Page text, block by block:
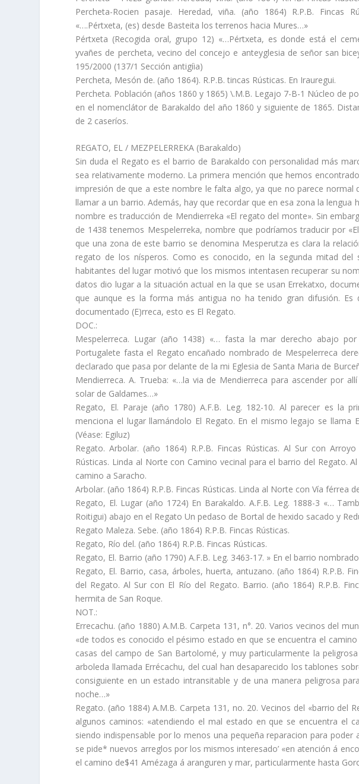
Percheta-Rocien pasaje. Heredad, viña. (año 1864) R.P.B. Fincas
«….Pértxeta, (es) desde Basteita los terrenos hacia Mures…»
Pértxeta (Recogida oral, grupo 12) «…Pértxeta, es donde está el
yvañes de percheta, vecino del concejo e anteyglesia de señor san
195/2000 (137/1 Sección antigí­ia)
Percheta, Mesón de. (año 1864). R.P.B. tincas Rústicas. En Irauregui.
Percheta. Población (años 1860 y 1865) \.M.B. Legajo 7-B-1 Núcleo de
en el nomenclátor de Barakaldo del año 1860 y siguiente de 1865.
de 2 caserí­os.
REGATO, EL / MEZPELERREKA (Barakaldo)
Sin duda el Regato es el barrio de Barakaldo con personalidad más
sea relativamente moderno. La primera mención que hemos
impresión de que a este nombre le falta algo, ya que no parece normal
llamar a un barrio. Además, hay que recordar que en esa zona la lengua
nombre es traducción de Mendierreka «El regato del monte». Sin
de 1438 tenemos Mespelerreka, nombre que podrí­amos traducir por
que una zona de este barrio se denomina Mesperutza es clara la
regato de los ní­speros. Como es conocido, en la segunda mitad del
habitantes del lugar motivó que los mismos intentasen recuperar su
datos dio lugar a la situación actual en la que se usan Errekatxo,
que aunque es la forma más antigua no ha tenido gran difusión.
documentado (E)rreca, esto es El Regato.
DOC.:
Mespelerreca. Lugar (año 1438) «… fasta la mar derecho abajo
Portugalete fasta el Regato encañado nombrado de Mespelerreca
declarado que pasa por delante de la mi Eglesia de Santa Maria de
Mendierreca. A. Trueba: «…la via de Mendierreca para ascender por
solar de Galdames…»
Regato, El. Paraje (año 1780) A.F.B. Leg. 182-10. Al parecer es la
menciona el lugar llamándolo El Regato. En el mismo legajo se llama
(Véase: Egiluz)
Regato. Arbolar. (año 1864) R.P.B. Fincas Rústicas. Al Sur con
Rústicas. Linda al Norte con Camino vecinal para el barrio del Regato.
camino a Saracho.
Arbolar. (año 1864) R.P.B. Fincas Rústicas. Linda al Norte con Ví­a férrea
Regato, El. Lugar (año 1724) En Barakaldo. A.F.B. Leg. 1888-3 «…
Roitigui) abajo en el Regato Un pedaso de Bortal de hexido sacado y
Regato Maleza. Sebe. (año 1864) R.P.B. Fincas Rústicas.
Regato, Rí­o del. (año 1864) R.P.B. Fincas Rústicas.
Regato, El. Barrio (año 1790) A.F.B. Leg. 3463-17. » En el barrio
Regato, El. Barrio, casa, árboles, huerta, antuzano. (año 1864) R.P.B.
del Regato. Al Sur con El Rí­o del Regato. Barrio. (año 1864) R.P.B.
hermita de San Roque.
NOT.:
Errecachu. (año 1880) A.M.B. Carpeta 131, n°. 20. Varios vecinos del
«de todos es conocido el pésimo estado en que se encuentra el
casas del campo de San Bartolomé, y muy particularmente la
arboleda llamada Errécachu, del cual han desaparecido los tablones
consiguiente en un estado intransitable y de una manera peligrosa
noche…»
Regato. (año 1884) A.M.B. Carpeta 131, no. 20. Vecinos del «barrio del
algunos caminos: «atendiendo el mal estado en que se encuentra el
siendo indispensable por lo menos una pequeña reparacion para
se pide* nuevos arreglos por los mismos interesado’ «en atención á
el camino de$41 Amézaga á aranguren y mar, particularmente hasta